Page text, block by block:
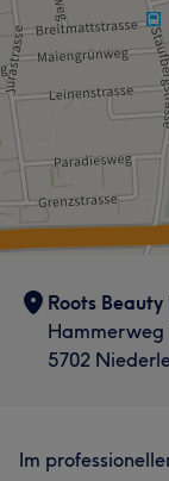
Roots
Hammerweg
5702
Im